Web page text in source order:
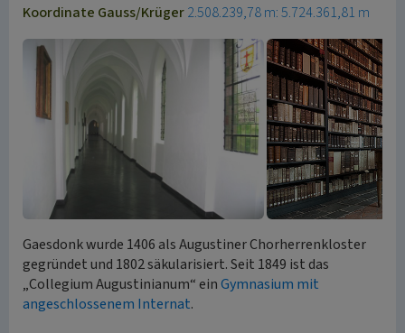
Koordinate Gauss/Krüger2.508.239,78 m: 5.724.361,81 m
Gaesdonk wurde 1406 als Augustiner Chorherrenkloster
gegründet und 1802 säkularisiert. Seit 1849 ist das
„Collegium Augustinianum“ einGymnasium mit
angeschlossenem Internat.